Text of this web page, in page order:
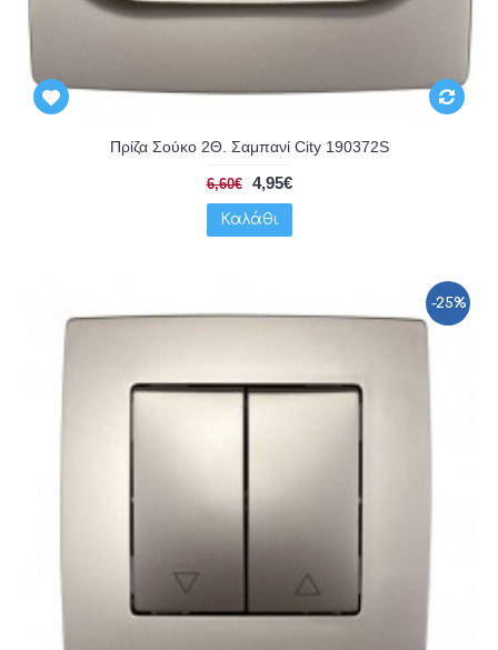
Πρίζα Σούκο 2Θ. Σαμπανί City 190372S
6,60€ 4,95€
Καλάθι
-25%